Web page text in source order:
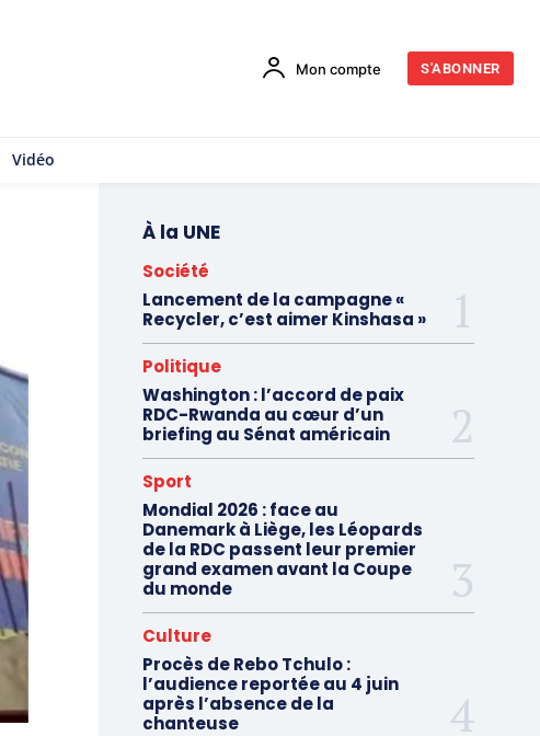
Mon compte S'ABONNER
Vidéo
À la UNE
Société
Lancement de la campagne «
Recycler, c’est aimer Kinshasa »
Politique
Washington : l’accord de paix
RDC-Rwanda au cœur d’un
briefing au Sénat américain
Sport
Mondial 2026 : face au
Danemark à Liège, les Léopards
de la RDC passent leur premier
grand examen avant la Coupe
du monde
Culture
Procès de Rebo Tchulo :
l’audience reportée au 4 juin
après l’absence de la
chanteuse